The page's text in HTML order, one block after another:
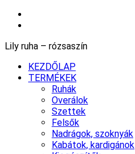
Lily ruha – rózsaszín
KEZDŐLAP
TERMÉKEK
Ruhák
Overálok
Szettek
Felsők
Nadrágok, szoknyák
Kabátok, kardigánok